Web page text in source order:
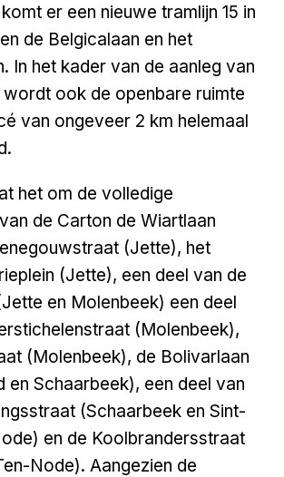
er een nieuwe tramlijn 15 in
de Belgicalaan en het
In het kader van de aanleg van
wordt ook de openbare ruimte
van ongeveer 2 km helemaal
het om de volledige
de Carton de Wiartlaan
(Jette), het
(Jette), een deel van de
en Molenbeek) een deel
(Molenbeek),
(Molenbeek), de Bolivarlaan
en Schaarbeek), een deel van
(Schaarbeek en Sint-
en de Koolbrandersstraat
Node). Aangezien de